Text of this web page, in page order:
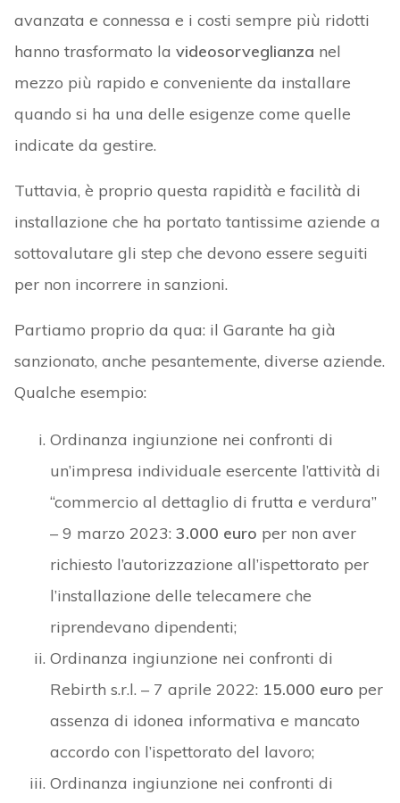
avanzata e connessa e i costi sempre più ridotti
hanno trasformato la videosorveglianza nel
mezzo più rapido e conveniente da installare
quando si ha una delle esigenze come quelle
indicate da gestire.
Tuttavia, è proprio questa rapidità e facilità di
installazione che ha portato tantissime aziende a
sottovalutare gli step che devono essere seguiti
per non incorrere in sanzioni.
Partiamo proprio da qua: il Garante ha già
sanzionato, anche pesantemente, diverse aziende.
Qualche esempio:
Ordinanza ingiunzione nei confronti di
un’impresa individuale esercente l’attività di
“commercio al dettaglio di frutta e verdura”
– 9 marzo 2023: 3.000 euro per non aver
richiesto l’autorizzazione all’ispettorato per
l’installazione delle telecamere che
riprendevano dipendenti;
Ordinanza ingiunzione nei confronti di
Rebirth s.r.l. – 7 aprile 2022: 15.000 euro per
assenza di idonea informativa e mancato
accordo con l’ispettorato del lavoro;
Ordinanza ingiunzione nei confronti di